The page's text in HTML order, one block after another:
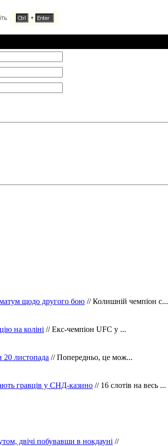
щодо другого бою // Колишній чемпіон с...
на коліні // Екс-чемпіон UFC у ...
листопада // Попередньо, це мож...
гравців у СНД-казино // 16 слотів на весь ...
двічі побувавши в нокдауні //